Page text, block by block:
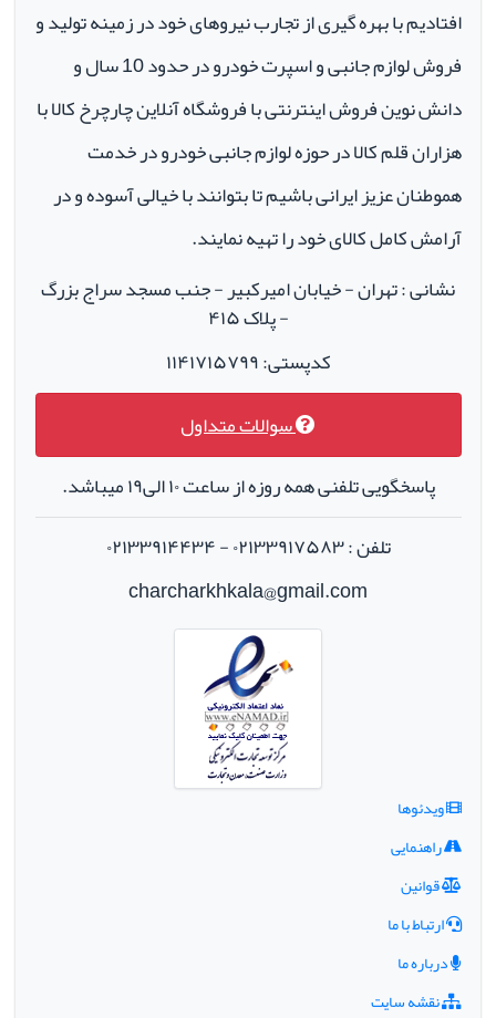
افتادیم با بهره گیری از تجارب نیروهای خود در زمینه تولید و
فروش لوازم جانبی و اسپرت خودرو در حدود 10 سال و
دانش نوین فروش اینترنتی با فروشگاه آنلاین چارچرخ کالا با
هزاران قلم کالا در حوزه لوازم جانبی خودرو در خدمت
هموطنان عزیز ایرانی باشیم تا بتوانند با خیالی آسوده و در
آرامش کامل کالای خود را تهیه نمایند.
نشانی : تهران - خیابان امیرکبیر - جنب مسجد سراج بزرگ
- پلاک ۴۱۵
کدپستی: ۱۱۴۱۷۱۵۷۹۹
سوالات متداول
پاسخگویی تلفنی همه روزه از ساعت ۱۰ الی۱۹ میباشد.
تلفن : ۰۲۱۳۳۹۱۷۵۸۳ - ۰۲۱۳۳۹۱۴۴۳۴
charcharkhkala@gmail.com
ویدئوها
راهنمایی
قوانین
ارتباط با ما
درباره ما
نقشه سایت